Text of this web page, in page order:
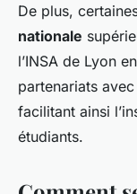
De plus,
nationale
l’INSA de Lyon
partenariats
facilitant ainsi
étudiants.